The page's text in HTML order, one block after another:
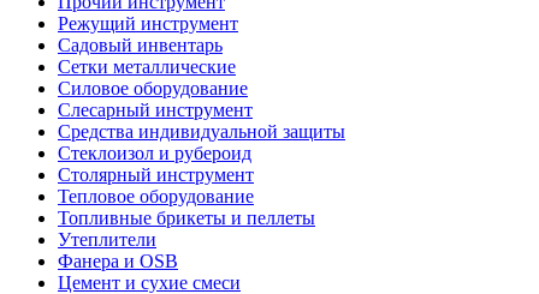
Режущий инструмент
Садовый инвентарь
Сетки металлические
Силовое оборудование
Слесарный инструмент
Средства индивидуальной защиты
Стеклоизол и рубероид
Столярный инструмент
Тепловое оборудование
Топливные брикеты и пеллеты
Утеплители
Фанера и OSB
Цемент и сухие смеси